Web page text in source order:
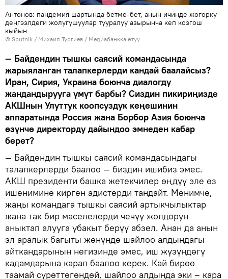
Антонов: пандемия шартында бетме-бет, анын ичинде жогорку
деңгээлдеги жолугушуулар тууралуу азырынча кеп козгош
кыйын
© Sputnik / Михаил Тургиев / Медиабанкка өтүү
— Байдендин тышкы саясий командасында
жарыяланган талапкерлерди кандай баалайсыз?
Иран, Сирия, Украина боюнча диалогду
жандандырууга үмүт барбы? Сиздин пикириңизде
АКШнын Улуттук коопсуздук кеңешинин
аппаратында Россия жана Борбор Азия боюнча
өзүнчө директорду дайындоо эмнеден кабар
берет?
— Байдендин тышкы саясий командасындагы
талапкерлерди баалоо — биздин ишибиз эмес.
АКШ президенти башка жетекчилер өңдүү эле өз
ишенимине кирген адистерди тандайт. Менимче,
жаңы командага тышкы саясий артыкчылыктар
жана так бир маселелерди чечүү жолдорун
аныктап алууга убакыт берүү абзел. Анан да анын
эл аралык багыты жөнүндө шайлоо алдындагы
айткандарынын негизинде эмес, иш жүзүндөгү
кадамдарына карап баалоо керек. Кай бирөө
таамай сүрөттөгөндөй, шайлоо алдында эки – кара